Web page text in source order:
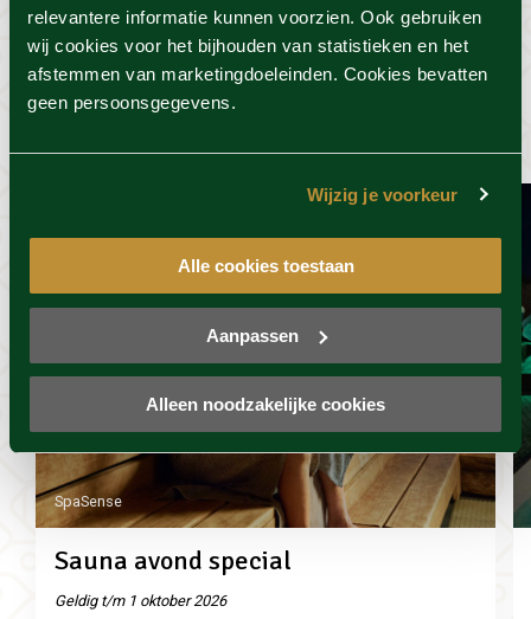
relevantere informatie kunnen voorzien. Ook gebruiken
wij cookies voor het bijhouden van statistieken en het
afstemmen van marketingdoeleinden. Cookies bevatten
geen persoonsgegevens.
Wijzig je voorkeur
Alle cookies toestaan
Aanpassen
Alleen noodzakelijke cookies
Dit vind je misschien ook
SpaSense
Sauna avond special
Geldig t/m 1 oktober 2026